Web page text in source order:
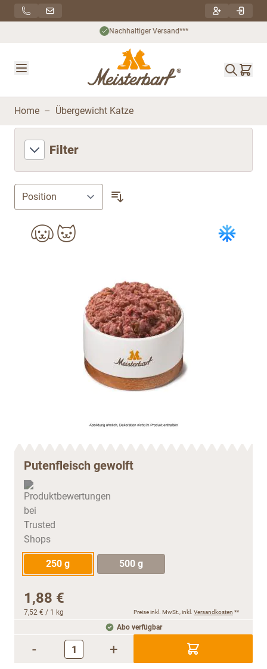
Direkt zum Inhalt
Nachhaltiger Versand***
Home – Übergewicht Katze
Filter
Putenfleisch gewolft
250 g 500 g
1,88 €
7,52 € / 1 kg Preise inkl. MwSt., inkl. Versandkosten **
Abo verfügbar
- +